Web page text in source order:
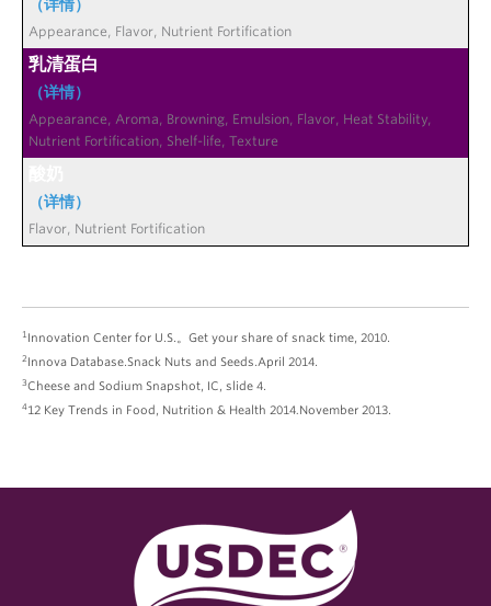
（详情）
乳清蛋白
（详情）
（详情）
1 Innovation Center for U.S.。Get your share of snack time, 2010.
2 Innova Database.Snack Nuts and Seeds.April 2014.
3Cheese and Sodium Snapshot, IC, slide 4.
412 Key Trends in Food, Nutrition & Health 2014.November 2013.